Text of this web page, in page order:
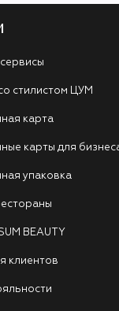
стилистом ЦУМ
карта
карты для
упаковка
BEAUTY
клиентов